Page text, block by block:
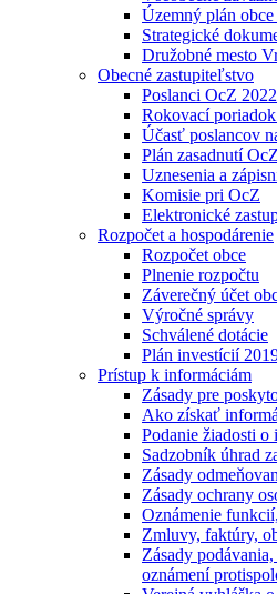
Územný plán
Strategické
Družobné mesto
Obecné zastupiteľstvo
Poslanci OcZ
Rokovací
Účasť poslancov
Plán zasadnutí
Uznesenia a
Komisie pri OcZ
Elektronické
Rozpočet a hospodárenie
Rozpočet obce
Plnenie rozpočtu
Záverečný účet
Výročné správy
Schválené dotácie
Plán investícií
Prístup k informáciám
Zásady pre
Ako získať
Podanie žiadosti o
Sadzobník úhrad
Zásady
Zásady ochrany
Oznámenie
Zmluvy, faktúry,
Zásady
oznámení